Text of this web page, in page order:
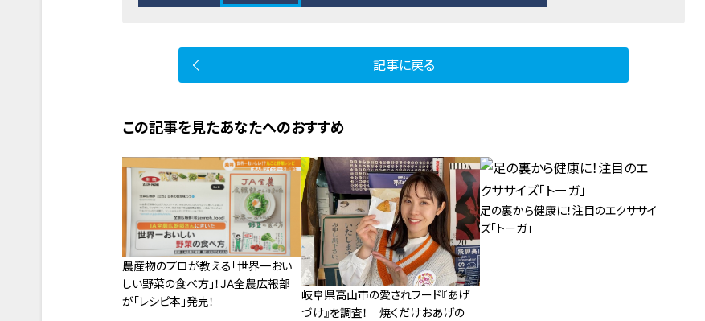
記事に戻る
この記事を見たあなたへのおすすめ
農産物のプロが教える「世界一おい
しい野菜の食べ方」！JA全農広報部
が「レシピ本」発売！
岐阜県高山市の愛されフード『あげ
づけ』を調査！ 焼くだけおあげの
足の裏から健康に！注目のエクササイ
ズ「トーガ」